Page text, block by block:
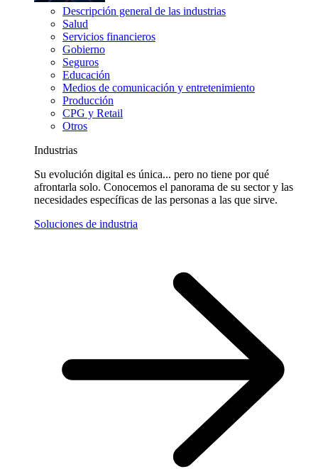
Descripción general de las industrias
Salud
Servicios financieros
Gobierno
Seguros
Educación
Medios de comunicación y entretenimiento
Producción
CPG y Retail
Otros
Industrias
Su evolución digital es única... pero no tiene por qué
afrontarla solo. Conocemos el panorama de su sector y las
necesidades específicas de las personas a las que sirve.
Soluciones de industria